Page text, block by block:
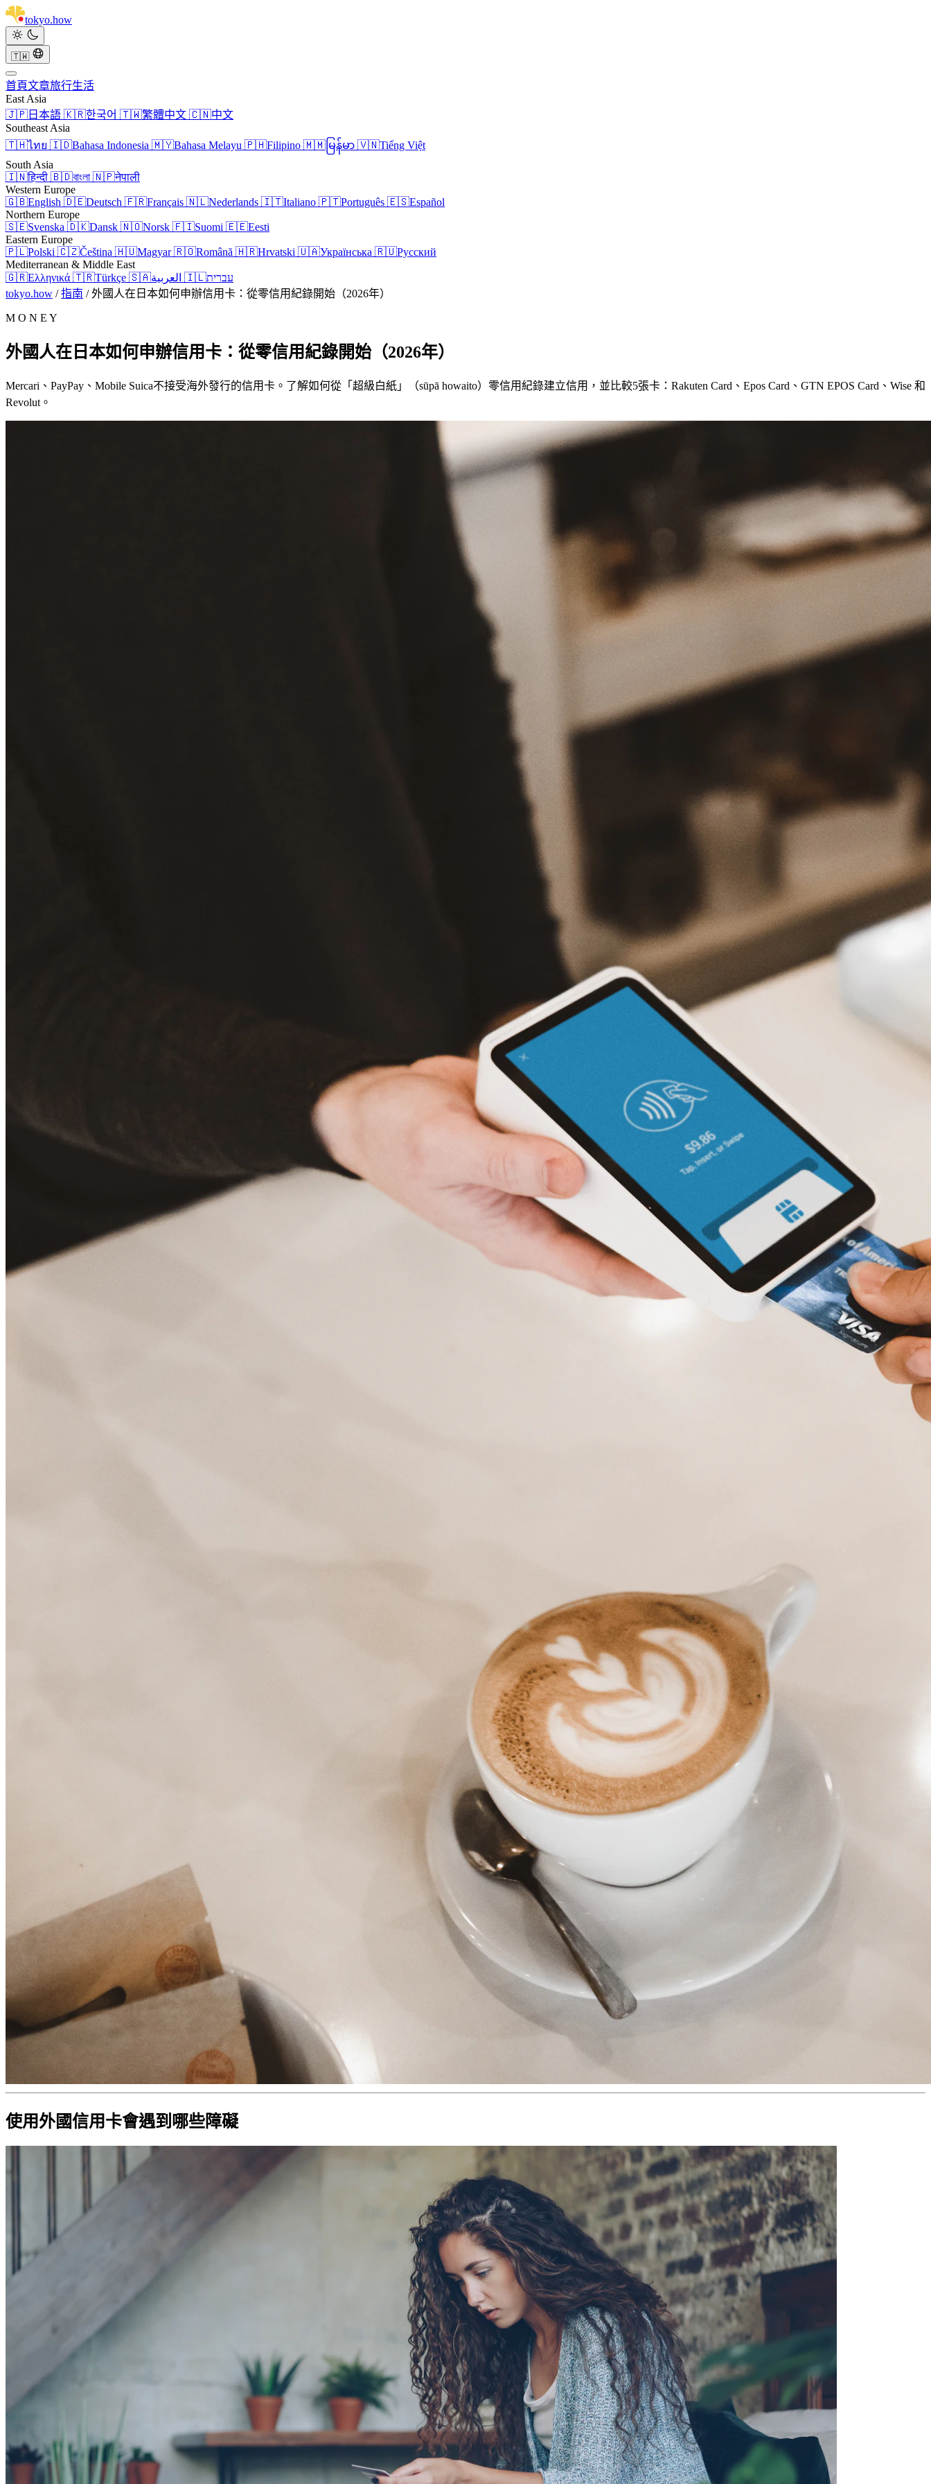
tokyo.how
🇹🇼
首頁文章旅行生活
East Asia
🇯🇵 日本語 🇰🇷한국어 🇹🇼繁體中文 🇨🇳中文
Southeast Asia
🇹🇭ไทย 🇮🇩Bahasa Indonesia 🇲🇾Bahasa Melayu 🇵🇭Filipino 🇲🇲 မြန်မာ 🇻🇳Tiếng Việt
South Asia
🇮🇳हिन्दी 🇧🇩বাংলা 🇳🇵नेपाली
Western Europe
🇬🇧English 🇩🇪Deutsch 🇫🇷Français 🇳🇱Nederlands 🇮🇹Italiano 🇵🇹Português 🇪🇸Español
Northern Europe
🇸🇪Svenska 🇩🇰Dansk 🇳🇴Norsk 🇫🇮Suomi 🇪🇪Eesti
Eastern Europe
🇵🇱Polski 🇨🇿Čeština 🇭🇺Magyar🇷🇴Română 🇭🇷Hrvatski 🇺🇦Українська 🇷🇺Русский
Mediterranean & Middle East
🇬🇷Ελληνικά 🇹🇷Türkçe 🇸🇦 🇮🇱עברית
tokyo.how / 指南 / 外國人在日本如何申辦信用卡：從零信用紀錄開始（2026年）
M O N E Y
外國人在日本如何申辦信用卡：從零信用紀錄開始（2026年）
Mercari、PayPay、Mobile Suica不接受海外發行的信用卡。了解如何從「超級白紙」（sūpā howaito）零信用紀錄建立信用，並比較5張卡：Rakuten Card、Epos Card、GTN EPOS Card、Wise 和
Revolut。
使用外國信用卡會遇到哪些障礙